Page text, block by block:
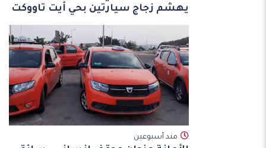
يهشم زجاج سيارتين بحي أيت تاووكت
مند أسبوعين